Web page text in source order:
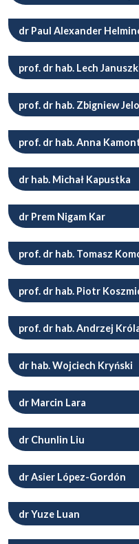
dr Paul Alexander
prof. dr hab. Lech
prof. dr hab. Zbigniew
prof. dr hab. Anna
dr hab. Michał Kapustka
dr Prem Nigam Kar
prof. dr hab. Tomasz
prof. dr hab. Piotr
prof. dr hab. Andrzej
dr hab. Wojciech Kryński
dr Marcin Lara
dr Chunlin Liu
dr Asier López-Gordón
dr Yuze Luan